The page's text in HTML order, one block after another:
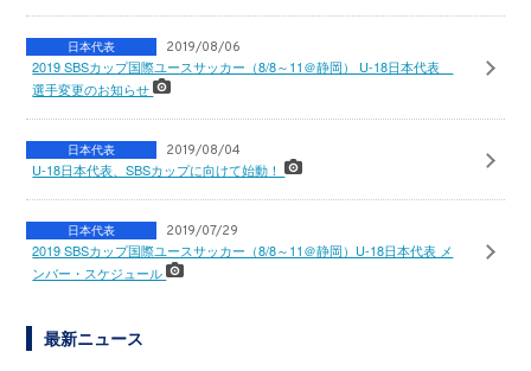
日本代表 2019/08/06
2019 SBSカップ国際ユースサッカー（8/8～11＠静岡） U-18日本代表
選手変更のお知らせ
日本代表 2019/08/04
U-18日本代表、SBSカップに向けて始動！
日本代表 2019/07/29
2019 SBSカップ国際ユースサッカー（8/8～11＠静岡）U-18日本代表 メ
ンバー・スケジュール
最新ニュース